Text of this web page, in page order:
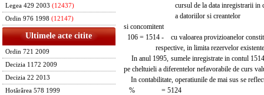
Legea 429 2003 (12437)
Ordin 976 1998 (12147)
Ultimele acte citite
Ordin 721 2009
Decizia 1172 2009
Decizia 22 2013
Hotărârea 578 1999
cursul de la data inregistrarii in
a datoriilor si creantelor
si concomitent
106 = 1514 - cu valoarea provizioanelor
respective, in limita rezervelor
In anul 1995, sumele inregistrate in contul
pe cheltuieli a diferentelor nefavorabile de curs
In contabilitate, operatiunile de mai sus se
% = 5124